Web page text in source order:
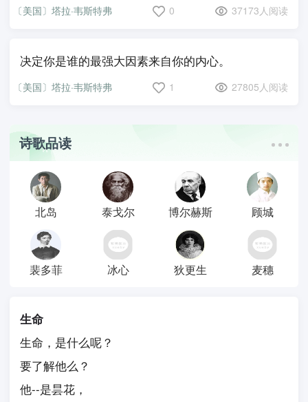
〔美国〕塔拉·韦斯特弗 0 37173人阅读
决定你是谁的最强大因素来自你的内心。
〔美国〕塔拉·韦斯特弗 1 27805人阅读
诗歌品读
北岛 泰戈尔 博尔赫斯 顾城
裴多菲 冰心 狄更生 麦穗
生命
生命，是什么呢？
要了解他么？
他--是昙花，